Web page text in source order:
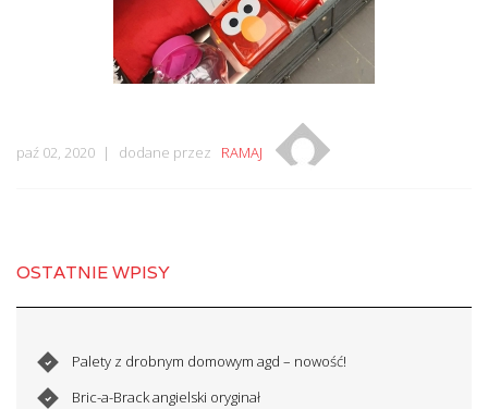
paź 02, 2020 dodane przez RAMAJ
OSTATNIE WPISY
Palety z drobnym domowym agd – nowość!
Bric-a-Brack angielski oryginał